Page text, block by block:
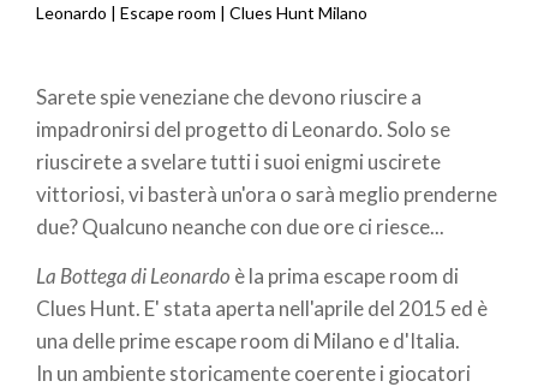
Briciole
pane
Leonardo | Escape room | Clues Hunt Milano
Sarete spie veneziane che devono riuscire a
impadronirsi del progetto di Leonardo. Solo se
riuscirete a svelare tutti i suoi enigmi uscirete
vittoriosi, vi basterà un'ora o sarà meglio prenderne
due? Qualcuno neanche con due ore ci riesce...
La Bottega di Leonardo è la prima escape room di
Clues Hunt. E' stata aperta nell'aprile del 2015 ed è
una delle prime escape room di Milano e d'Italia.
In un ambiente storicamente coerente i giocatori